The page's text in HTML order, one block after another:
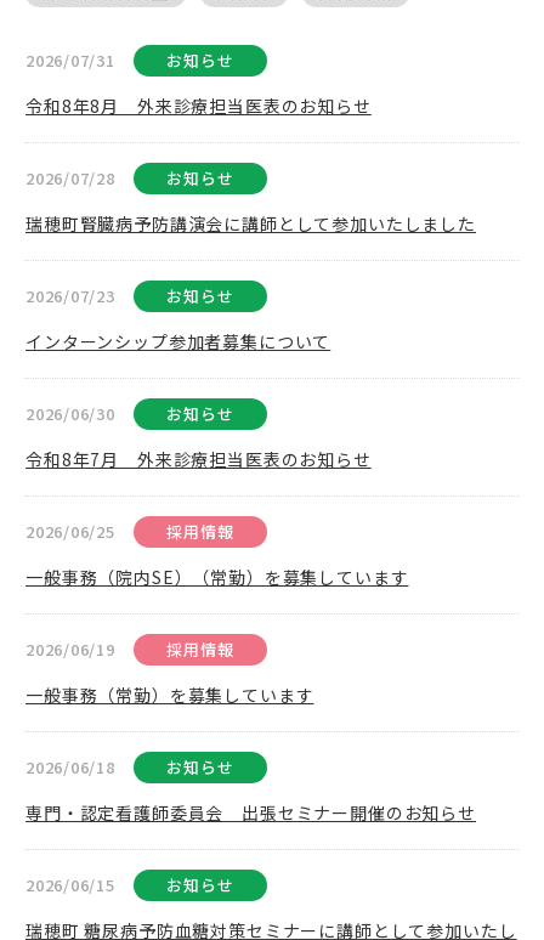
2026/07/31 お知らせ
令和8年8月 外来診療担当医表のお知らせ
2026/07/28 お知らせ
瑞穂町腎臓病予防講演会に講師として参加いたしました
2026/07/23 お知らせ
インターンシップ参加者募集について
2026/06/30 お知らせ
令和8年7月 外来診療担当医表のお知らせ
2026/06/25 採用情報
一般事務（院内SE）（常勤）を募集しています
2026/06/19 採用情報
一般事務（常勤）を募集しています
2026/06/18 お知らせ
専門・認定看護師委員会 出張セミナー開催のお知らせ
2026/06/15 お知らせ
瑞穂町 糖尿病予防血糖対策セミナーに講師として参加いたし